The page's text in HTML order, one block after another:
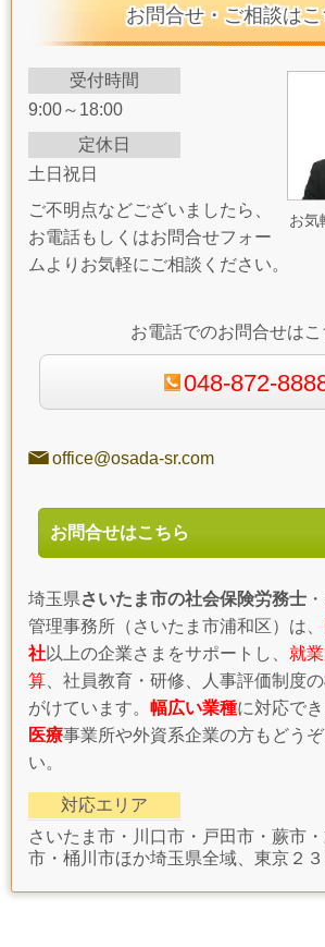
お問合せ・ご相談は
お気
受付時間
9:00～18:00
定休日
土日祝日
ご不明点などございましたら、
お電話もしくはお問合せフォー
ムよりお気軽にご相談ください。
お電話でのお問合せはこ
048-872-
office@osada-sr.com
お問合せはこちら
埼玉県さいたま市の社会保険労務士
管理事務所（さいたま市浦和区）は、
社以上の企業さまをサポートし、 就
算 、社員教育・研修、人事評価制度
がけています。 幅広い業種に対応で
医療事業所や外資系企業の方もどう
い。
対応エリア
さいたま市・川口市・戸田市・蕨市
市・桶川市ほか埼玉県全域、東京２